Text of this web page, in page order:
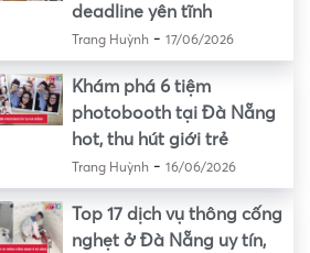
deadline yên tĩnh
Trang Huỳnh- 17/06/2026
Khám phá 6 tiệm
photobooth tại Đà Nẵng
hot, thu hút giới trẻ
Trang Huỳnh- 16/06/2026
Top 17 dịch vụ thông cống
nghẹt ở Đà Nẵng uy tín,